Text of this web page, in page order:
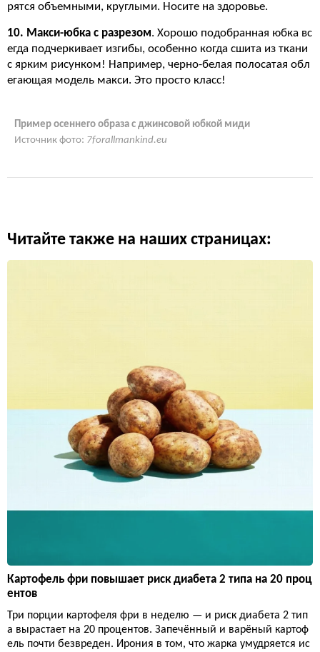
рятся объемными, круглыми. Носите на здоровье.
10. Макси-юбка с разрезом. Хорошо подобранная юбка вс
егда подчеркивает изгибы, особенно когда сшита из ткани
с ярким рисунком! Например, черно-белая полосатая обл
егающая модель макси. Это просто класс!
Пример осеннего образа с джинсовой юбкой миди
Источник фото: 7forallmankind.eu
Читайте также на наших страницах:
Картофель фри повышает риск диабета 2 типа на 20 проц
ентов
Три порции картофеля фри в неделю — и риск диабета 2 тип
а вырастает на 20 процентов. Запечённый и варёный картоф
ель почти безвреден. Ирония в том, что жарка умудряется ис